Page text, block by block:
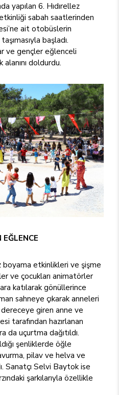
yapılan 6. Hıdırellez
sabah saatlerinden
ait otobüslerin
başladı.
ve gençler eğlenceli
doldurdu.
boyama etkinlikleri ve şişme
ve çocukları animatörler
katılarak gönüllerince
sahneye çıkarak anneleri
giren anne ve
tarafından hazırlanan
da uçurtma dağıtıldı.
şenliklerde öğle
pilav ve helva ve
Sanatçı Selvi Baytok ise
şarkılarıyla özellikle